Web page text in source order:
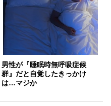
男性が『睡眠時無呼吸症候
群』だと自覚したきっかけ
は…マジか